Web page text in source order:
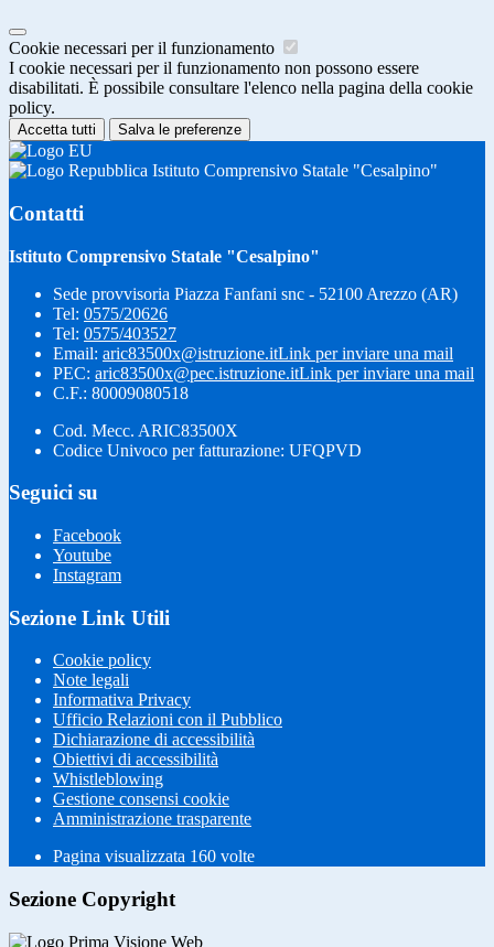
Cookie necessari per il funzionamento
I cookie necessari per il funzionamento non possono essere
disabilitati. È possibile consultare l'elenco nella pagina della cookie
policy.
Accetta tutti Salva le preferenze
Istituto Comprensivo Statale "Cesalpino"
Contatti
Istituto Comprensivo Statale "Cesalpino"
Sede provvisoria Piazza Fanfani snc - 52100 Arezzo (AR)
Tel: 0575/20626
Tel: 0575/403527
Email: aric83500x@istruzione.itLink per inviare una mail
PEC: aric83500x@pec.istruzione.itLink per inviare una mail
C.F.: 80009080518
Cod. Mecc. ARIC83500X
Codice Univoco per fatturazione: UFQPVD
Seguici su
Facebook
Youtube
Instagram
Sezione Link Utili
Cookie policy
Note legali
Informativa Privacy
Ufficio Relazioni con il Pubblico
Dichiarazione di accessibilità
Obiettivi di accessibilità
Whistleblowing
Gestione consensi cookie
Amministrazione trasparente
Pagina visualizzata 160 volte
Sezione Copyright